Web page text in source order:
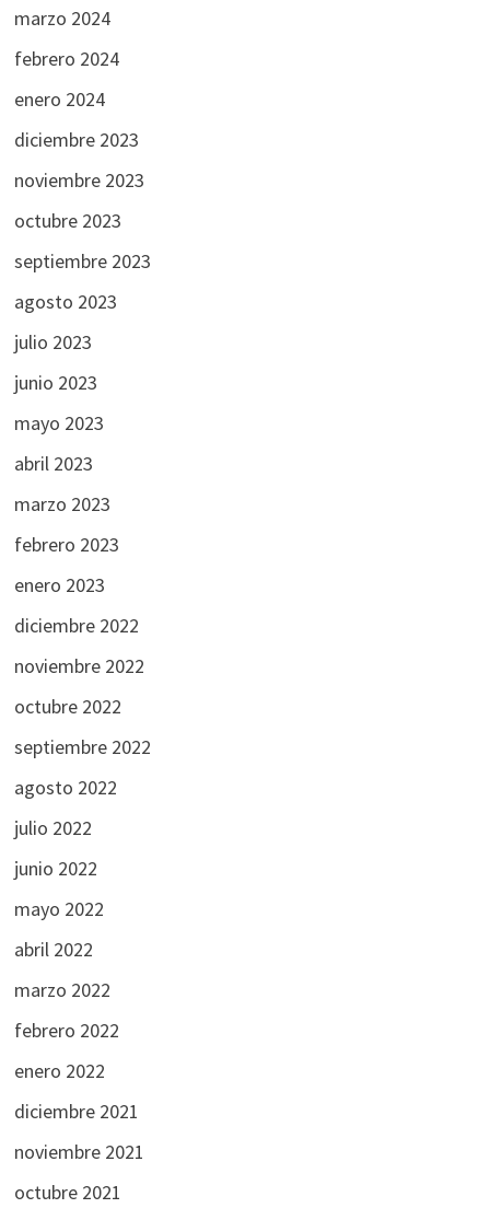
marzo 2024
febrero 2024
enero 2024
diciembre 2023
noviembre 2023
octubre 2023
septiembre 2023
agosto 2023
julio 2023
junio 2023
mayo 2023
abril 2023
marzo 2023
febrero 2023
enero 2023
diciembre 2022
noviembre 2022
octubre 2022
septiembre 2022
agosto 2022
julio 2022
junio 2022
mayo 2022
abril 2022
marzo 2022
febrero 2022
enero 2022
diciembre 2021
noviembre 2021
octubre 2021